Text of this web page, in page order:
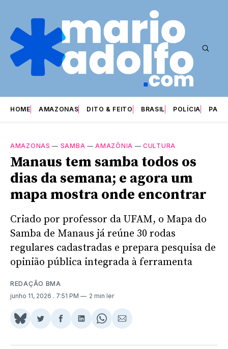
HOME AMAZONAS DITO & FEITO BRASIL POLÍCIA
AMAZONAS — SAMBA —AMAZÔNIA —CULTURA
Manaus tem samba todos os
dias da semana; e agora um
mapa mostra onde encontrar
Criado por professor da UFAM, o Mapa do
Samba de Manaus já reúne 30 rodas
regulares cadastradas e prepara pesquisa de
opinião pública integrada à ferramenta
REDAÇÃO BMA
junho 11, 2026 . 7:51 PM 2 min ler
Share
BlueSky
Compartilhar
Twitter
Compartilhar
Facebook
Compartilhar
LinkedIn
Share
WhatsApp
Compartilhar
Email